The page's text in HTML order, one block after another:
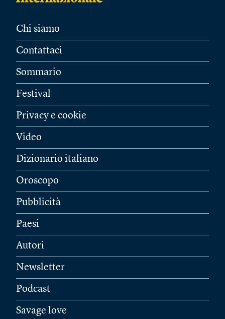
Chi siamo
Contattaci
Sommario
Festival
Privacy e cookie
Video
Dizionario italiano
Oroscopo
Pubblicità
Paesi
Autori
Newsletter
Podcast
Savage love